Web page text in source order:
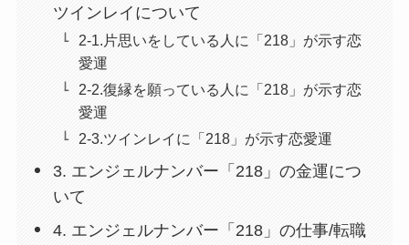
ツインレイについて
2-1.片思いをしている人に「218」が示す恋
愛運
2-2.復縁を願っている人に「218」が示す恋
愛運
2-3.ツインレイに「218」が示す恋愛運
3. エンジェルナンバー「218」の金運につ
いて
4. エンジェルナンバー「218」の仕事/転職